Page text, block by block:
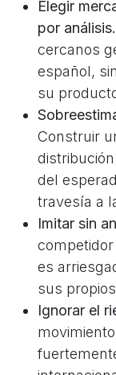
Elegir
por análisis.
cercanos
español,
su
Construir
del
travesía a
Imitar sin
es
sus
Ignorar el